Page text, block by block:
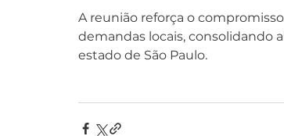
A reunião reforça o
demandas locais, consolidando
estado de São Paulo.